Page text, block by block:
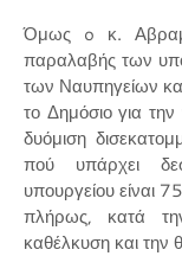
Όμως o κ.
παραλαβής των
των Ναυπηγείων
το Δημόσιο για
δυόμιση
πού υπάρχει
υπουργείου είναι
πλήρως, κατά
καθέλκυση και την